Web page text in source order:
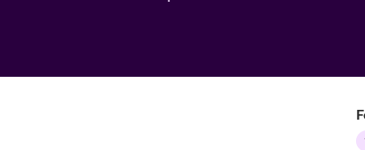
Billiga mobiltelefoner